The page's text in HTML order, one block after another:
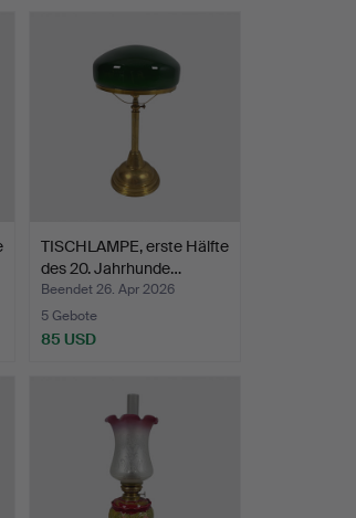
TISCHLAMPE, erste Hälfte
des 20. Jahrhunde…
Beendet 26. Apr 2026
5 Gebote
85 USD